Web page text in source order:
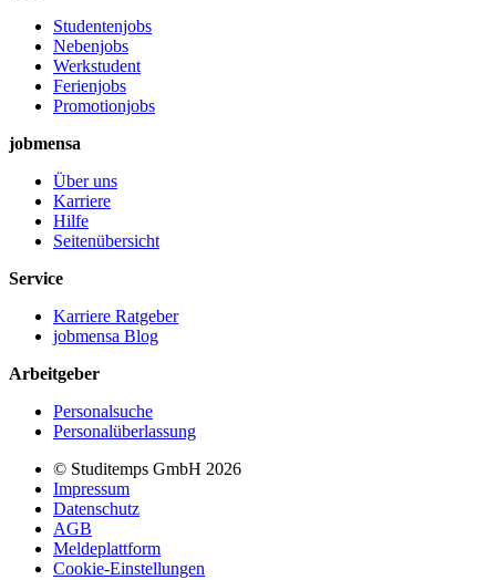
Studentenjobs
Nebenjobs
Werkstudent
Ferienjobs
Promotionjobs
jobmensa
Über uns
Karriere
Hilfe
Seitenübersicht
Service
Karriere Ratgeber
jobmensa Blog
Arbeitgeber
Personalsuche
Personalüberlassung
© Studitemps GmbH 2026
Impressum
Datenschutz
AGB
Meldeplattform
Cookie-Einstellungen